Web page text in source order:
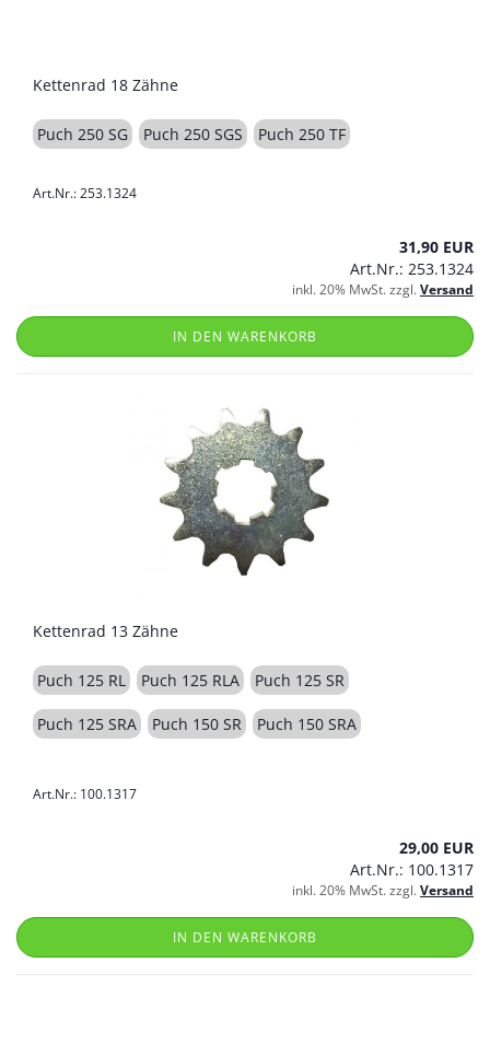
Kettenrad 18 Zähne
Puch 250 SG Puch 250 SGS Puch 250 TF
Art.Nr.: 253.1324
31,90 EUR
Art.Nr.: 253.1324
inkl. 20% MwSt. zzgl.Versand
IN DEN WARENKORB
Kettenrad 13 Zähne
Puch 125 RL Puch 125 RLA Puch 125 SR
Puch 125 SRA Puch 150 SR Puch 150 SRA
Art.Nr.: 100.1317
29,00 EUR
Art.Nr.: 100.1317
inkl. 20% MwSt. zzgl.Versand
IN DEN WARENKORB